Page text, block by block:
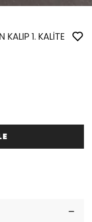
KALIP 1. KALİTE